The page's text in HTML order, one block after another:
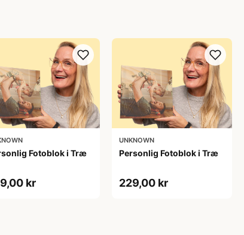
Fotoblok i Træ
kr
UNKNOWN
Personlig Fotoblok i Træ
229,00 kr